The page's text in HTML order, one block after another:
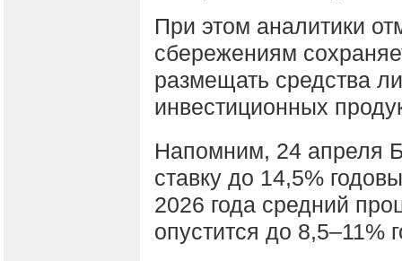
При этом аналитики
сбережениям
размещать средства
инвестиционных
Напомним, 24 апреля
ставку до 14,5%
2026 года средний
опустится до 8,5–11%